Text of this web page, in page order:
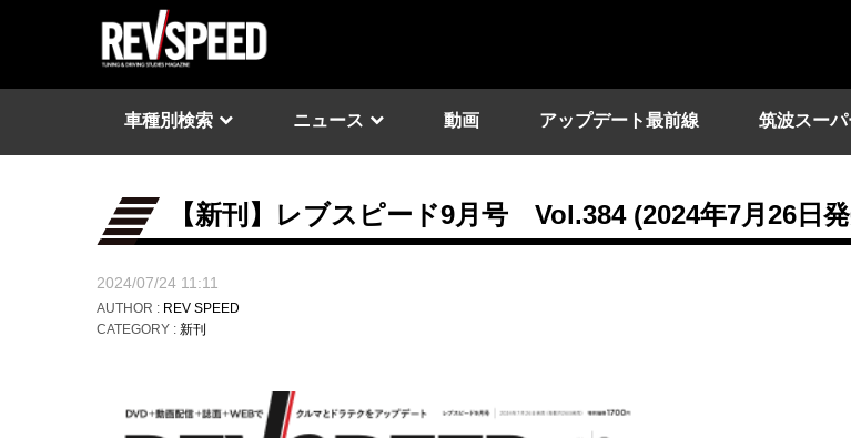
車種別検索 ニュース 動画 アップデート最前線 筑波スー
【新刊】レブスピード9月号 Vol.384 (2024年7月26日発
2024/07/24 11:11
AUTHOR : REV SPEED
CATEGORY : 新刊